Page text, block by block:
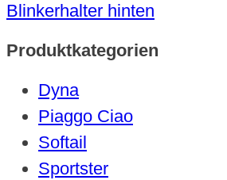
Blinkerhalter hinten
Produktkategorien
Dyna
Piaggo Ciao
Softail
Sportster